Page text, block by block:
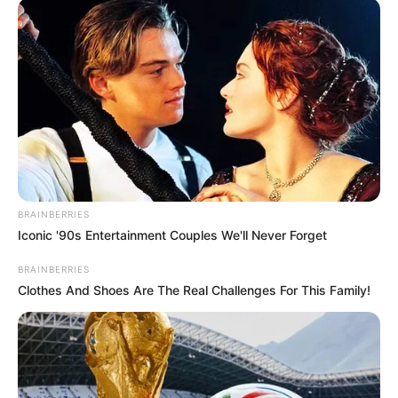
Stolberg, das größte aus Eisen erbaute
Kreuz der Welt. Es erinnert stark an denEiffelturm in Paris
und dient als Aussichtsturm mit Ausflugsgaststätte. Der
Turm gehört zu den beliebtesten Wanderzielen der
Region.
Kaiserdom in Königslutter
Der zwischen 1135 und 1170 auf einem
Hügel oberhalb der heutigen Altstadt von
den am besten erhaltenen Baudenkmälern aus der Zeit
der
Romanik
Helmstedt
Mit ihrer geschlossen erhaltenen Altstadt,
in der mehr als 400 Baudenkmäler aus der
Zeit der Romanik, Gotik und Renaissance
BRAINBERRIES
Iconic '90s Entertainment Couples We'll Never Forget
BRAINBERRIES
Clothes And Shoes Are The Real Challenges For This Family!